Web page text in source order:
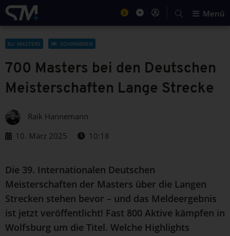
Menü
MASTERS SCHWIMMEN
700 Masters bei den Deutschen
Meisterschaften Lange Strecke
Raik Hannemann
10. März 2025
10:18
Die 39. Internationalen Deutschen
Meisterschaften der Masters über die Langen
Strecken stehen bevor – und das Meldeergebnis
ist jetzt veröffentlicht! Fast 800 Aktive kämpfen in
Wolfsburg um die Titel. Welche Highlights